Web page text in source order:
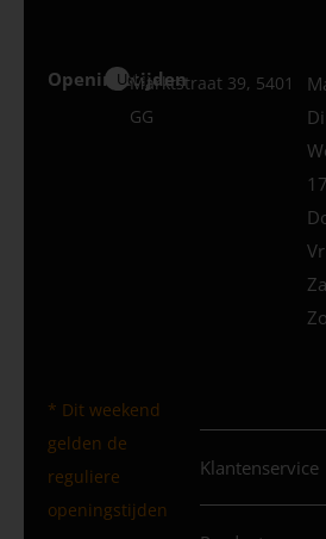
Openingstijden
Uden
Marktstraat 39, 5401
GG
* Dit weekend
gelden de
reguliere
openingstijden
Klantenservice